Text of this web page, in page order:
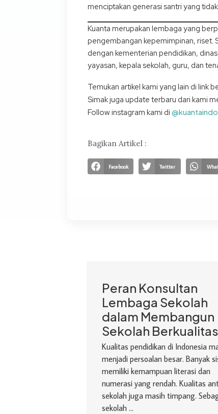
menciptakan generasi santri yang
Kuanta merupakan lembaga yang
pengembangan kepemimpinan, riset.
dengan kementerian pendidikan,
yayasan, kepala sekolah, guru, dan
Temukan artikel kami yang lain di link
Simak juga update terbaru dari kami
Follow instagram kami di
Bagikan Artikel :
Facebook Twitter
Peran Konsultan
Lembaga Sekolah
dalam Membangun
Sekolah Berkualitas
Kualitas pendidikan di Indonesia
menjadi persoalan besar. Banyak
memiliki kemampuan literasi dan
numerasi yang rendah. Kualitas
sekolah juga masih timpang.
sekolah ...